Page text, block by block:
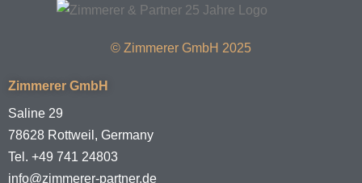
© Zimmerer GmbH 2025
Zimmerer GmbH
Saline 29
78628 Rottweil, Germany
Tel. +49 741 24803
info@zimmerer-partner.de